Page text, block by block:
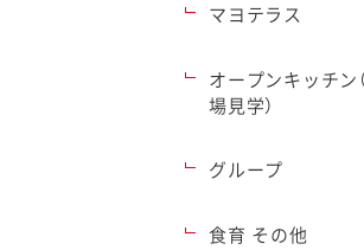
マヨテラス
オープンキッチン
場見学）
グループ
食育 その他